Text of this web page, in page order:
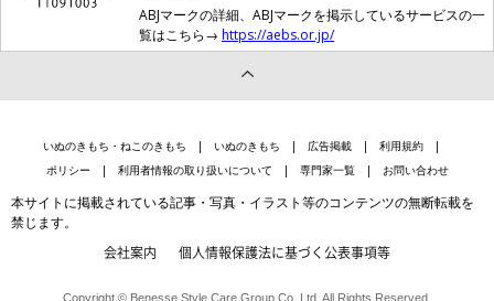
ABJマークの詳細、ABJマークを掲示しているサービスの一
覧はこちら→ https://aebs.or.jp/
いぬのきもち・ねこのきもち いぬのきもち 広告掲載
利用規約
ポリシー
利用者情報の取り扱いについて 専門家一覧 お問い合わせ
本サイトに掲載されている記事・写真・イラスト等のコンテンツの無断転載を
禁じます。
会社案内 個人情報保護法に基づく公表事項等
Copyright © Benesse Style Care Group Co.,Ltd. All Rights Reserved.